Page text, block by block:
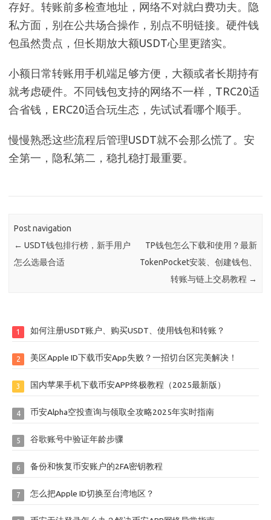
存好。转账前多检查地址，网络不对就白费功夫。隐
私方面，别在公共场合操作，别点不明链接。硬件钱
包虽然贵点，但长期放大额USDT心里更踏实。
小额日常转账用手机端足够方便，大额或者长期持有
就考虑硬件。不同钱包支持的网络不一样，TRC20适
合省钱，ERC20适合玩生态，先试试看哪个顺手。
慢慢熟悉这些流程后管理USDT就不会那么慌了。安
全第一，隐私第二，稳扎稳打最重要。
Post navigation
← USDT钱包排行榜，新手用户
怎么选最合适
TP钱包怎么下载和使用？最新
TokenPocket安装、创建钱包、
转账与链上交易教程 →
1 如何注册USDT账户、购买USDT、使用钱包和转账？
2 美区Apple ID下载币安App失败？一招切台区完美解决！
3 国内苹果手机下载币安APP终极教程（2025最新版）
4 币安Alpha空投查询与领取全攻略2025年实时指南
5 谷歌账号中验证年龄步骤
6 备份和恢复币安账户的2FA密钥教程
7 怎么把Apple ID切换至台湾地区？